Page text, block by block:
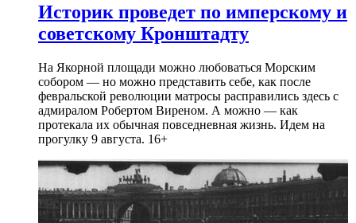
Историк проведет по имперскому и
советскому Кронштадту
На Якорной площади можно любоваться Морским
собором — но можно представить себе, как после
февральской революции матросы расправились здесь с
адмиралом Робертом Виреном. А можно — как
протекала их обычная повседневная жизнь. Идем на
прогулку 9 августа. 16+